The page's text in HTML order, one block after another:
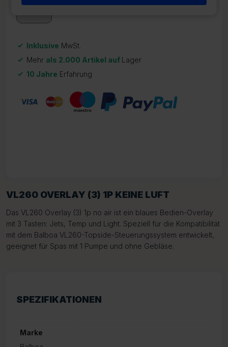
VL260 OVERLAY (3) 1P KEINE LUFT
Das VL260 Overlay (3) 1p no air ist ein blaues Bedien-Overlay
mit 3 Tasten: Jets, Temp und Light. Speziell für die Kompatibilität
mit dem Balboa VL260-Topside-Steuerungssystem entwickelt,
geeignet für Spas mit 1 Pumpe und ohne Gebläse.
SPEZIFIKATIONEN
Marke
Inklusive MwSt.
Mehr als 2.000 Artikel auf Lager
10 Jahre Erfahrung
in